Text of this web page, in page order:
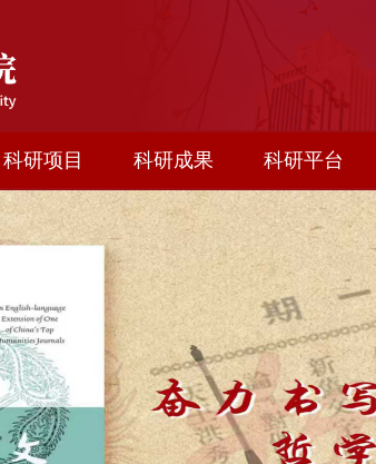
科研项目 科研成果 科研平台